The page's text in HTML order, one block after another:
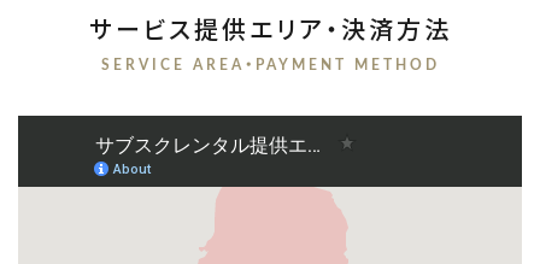
サービス提供エリア・決済方法
SERVICE AREA・PAYMENT METHOD